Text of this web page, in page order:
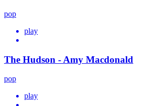
pop
play
The Hudson - Amy Macdonald
pop
play